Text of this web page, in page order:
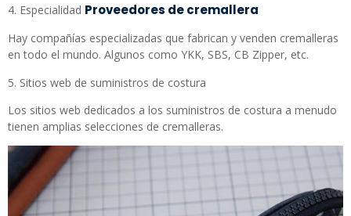
4. Especialidad Proveedores de cremallera
Hay compañías especializadas que fabrican y venden cremalleras
en todo el mundo. Algunos como YKK, SBS, CB Zipper, etc.
5. Sitios web de suministros de costura
Los sitios web dedicados a los suministros de costura a menudo
tienen amplias selecciones de cremalleras.